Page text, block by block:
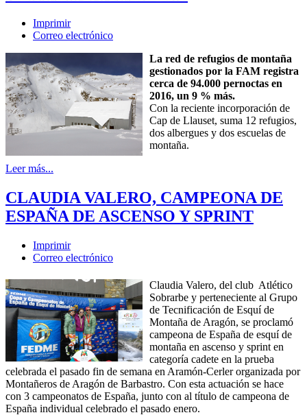
Imprimir
Correo electrónico
La red de refugios de montaña
gestionados por la FAM registra
cerca de 94.000 pernoctas en
2016, un 9 % más.
Con la reciente incorporación de
Cap de Llauset, suma 12 refugios,
dos albergues y dos escuelas de
montaña.
Leer más...
CLAUDIA VALERO, CAMPEONA DE
ESPAÑA DE ASCENSO Y SPRINT
Imprimir
Correo electrónico
Claudia Valero, del club Atlético
Sobrarbe y perteneciente al Grupo
de Tecnificación de Esquí de
Montaña de Aragón, se proclamó
campeona de España de esquí de
montaña en ascenso y sprint en
categoría cadete en la prueba
celebrada el pasado fin de semana en Aramón-Cerler organizada por
Montañeros de Aragón de Barbastro. Con esta actuación se hace
con 3 campeonatos de España, junto con al título de campeona de
España individual celebrado el pasado enero.